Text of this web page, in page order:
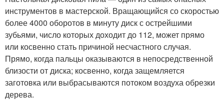
инструментов в мастерской. Вращающийся со скоростью
более 4000 оборотов в минуту диск с острейшими
зубьями, число которых доходит до 112, может прямо
или косвенно стать причиной несчастного случая.
Прямо, когда пальцы оказываются в непосредственной
близости от диска; косвенно, когда защемляется
заготовка или выбрасываются потоком воздуха обрезки
дерева.